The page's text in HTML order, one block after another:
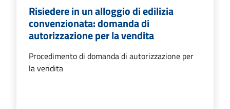
Risiedere in un alloggio di edilizia
convenzionata: domanda di
autorizzazione per la vendita
Procedimento di domanda di autorizzazione per
la vendita